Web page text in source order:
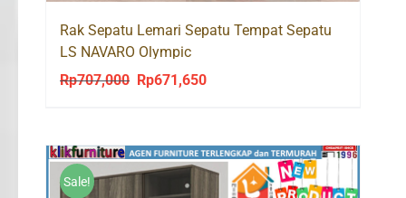
Rak Sepatu Lemari Sepatu Tempat Sepatu
LS NAVARO Olympic
Rp707,000
Original
Rp707,000.
Rp671,650Current
Rp671,650.
Sale!